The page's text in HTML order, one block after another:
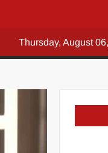
Thursday, August